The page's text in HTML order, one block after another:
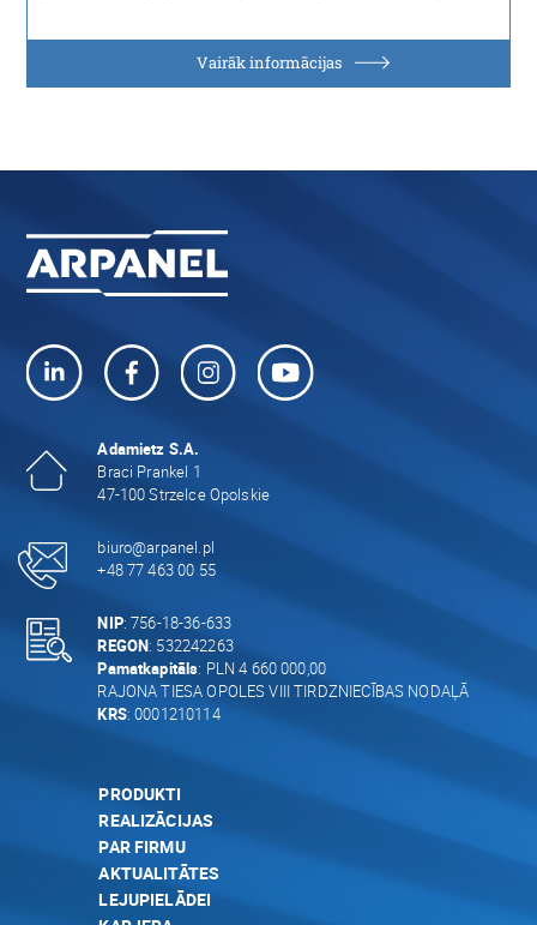
Vairāk informācijas
Adamietz S.A.
Braci Prankel 1
47-100 Strzelce Opolskie
biuro@arpanel.pl
+48 77 463 00 55
NIP: 756-18-36-633
REGON: 532242263
Pamatkapitāls: PLN 4 660 000,00
RAJONA TIESA OPOLES VIII TIRDZNIECĪBAS NODAĻĀ
KRS: 0001210114
PRODUKTI
REALIZĀCIJAS
PAR FIRMU
AKTUALITĀTES
LEJUPIELĀDEI